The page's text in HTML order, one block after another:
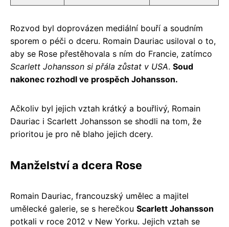
Rozvod byl doprovázen mediální bouří a soudním
sporem o péči o dceru. Romain Dauriac usiloval o to,
aby se Rose přestěhovala s ním do Francie, zatímco
Scarlett Johansson si přála zůstat v USA. Soud
nakonec rozhodl ve prospěch Johansson.
Ačkoliv byl jejich vztah krátký a bouřlivý, Romain
Dauriac i Scarlett Johansson se shodli na tom, že
prioritou je pro ně blaho jejich dcery.
Manželství a dcera Rose
Romain Dauriac, francouzský umělec a majitel
umělecké galerie, se s herečkou Scarlett Johansson
potkali v roce 2012 v New Yorku. Jejich vztah se